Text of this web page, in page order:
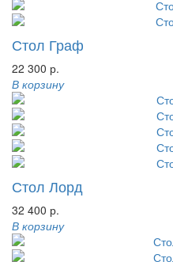
Стол Граф
22 300 р.
В корзину
Стол Лорд
32 400 р.
В корзину